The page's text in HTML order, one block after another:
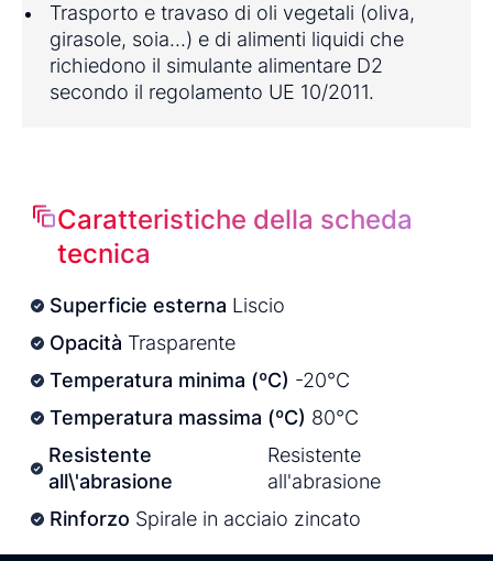
Trasporto e travaso di oli vegetali (oliva,
girasole, soia...) e di alimenti liquidi che
richiedono il simulante alimentare D2
secondo il regolamento UE 10/2011.
Caratteristiche della scheda
tecnica
Superficie esterna Liscio
Opacità Trasparente
Temperatura minima (ºC) -20°C
Temperatura massima (ºC) 80°C
Resistente
all\'abrasione
Resistente
all'abrasione
Rinforzo Spirale in acciaio zincato